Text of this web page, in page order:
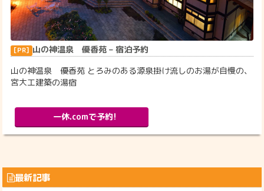
山の神温泉 優香苑 – 宿泊予約
山の神温泉 優香苑 とろみのある源泉掛け流しのお湯が自慢の、
宮大工建築の湯宿
一休.comで予約!
最新記事